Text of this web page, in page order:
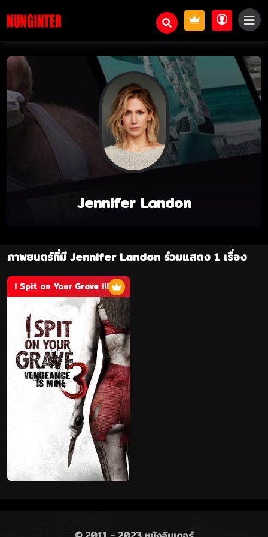
Jennifer Landon
ภาพยนตร์ที่มี Jennifer Landon ร่วมแสดง 1 เรื่อง
I Spit on Your Grave III: Vengeance Is Mine